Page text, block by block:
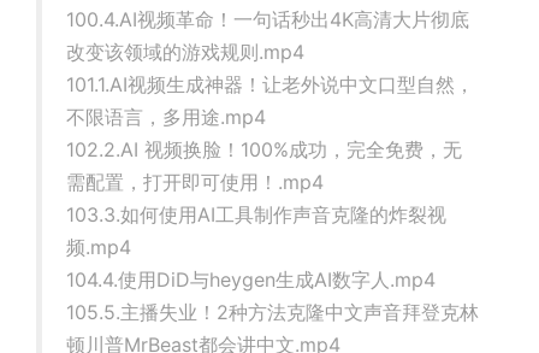
100.4.AI视频革命！一句话秒出4K高清大片彻底
改变该领域的游戏规则.mp4
101.1.AI视频生成神器！让老外说中文口型自然，
不限语言，多用途.mp4
102.2.AI 视频换脸！100%成功，完全免费，无
需配置，打开即可使用！.mp4
103.3.如何使用AI工具制作声音克隆的炸裂视
频.mp4
104.4.使用DiD与heygen生成AI数字人.mp4
105.5.主播失业！2种方法克隆中文声音拜登克林
顿川普MrBeast都会讲中文.mp4